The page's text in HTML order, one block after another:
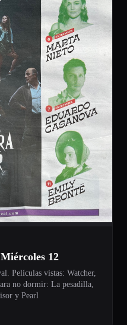
12
Películas vistas: Watcher,
no dormir: La pesadilla,
y Pearl